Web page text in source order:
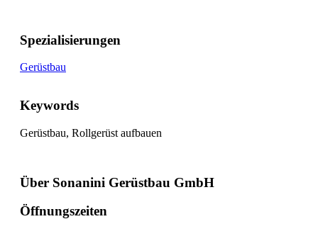
Spezialisierungen
Gerüstbau
Keywords
Gerüstbau, Rollgerüst aufbauen
Über Sonanini Gerüstbau GmbH
Öffnungszeiten